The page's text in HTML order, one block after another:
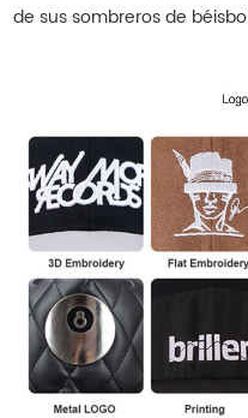
de sus sombreros de